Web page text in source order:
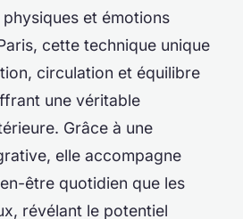
et émotions
cette technique unique
circulation et équilibre
une véritable
Grâce à une
elle accompagne
être quotidien que les
révélant le potentiel